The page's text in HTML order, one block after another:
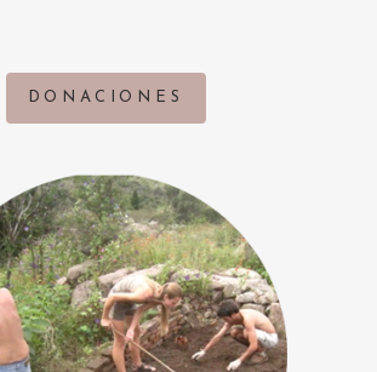
DONACIONES